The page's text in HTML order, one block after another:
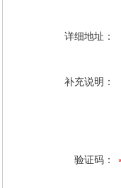
详细地址：
补充说明：
验证码：